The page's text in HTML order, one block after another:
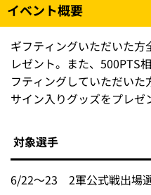
イベント概要
ギフティングいただいた
レゼント。また、500PTS
フティングしていただい
サイン入りグッズをプレゼ
対象選手
6/22～23 2軍公式戦出場